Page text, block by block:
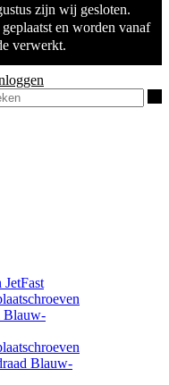
zijn wij gesloten.
en worden vanaf
verwerkt.
JetFast
Blauw-
Blauw-